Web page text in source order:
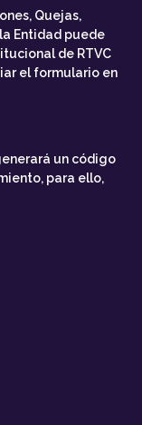
Quejas,
Entidad puede
de RTVC
el formulario en
un código
para ello,